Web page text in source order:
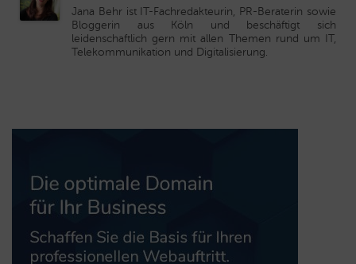
Jana Behr ist IT-Fachredakteurin, PR-Beraterin sowie
Bloggerin aus Köln und beschäftigt sich
leidenschaftlich gern mit allen Themen rund um IT,
Telekommunikation und Digitalisierung.